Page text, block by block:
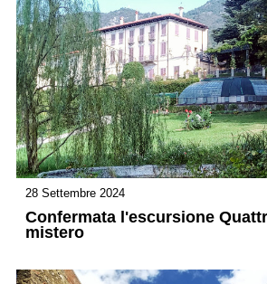
28 Settembre 2024
Confermata l'escursione
mistero